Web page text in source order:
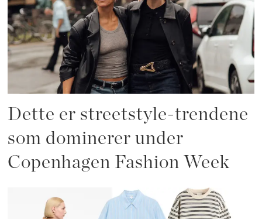
Dette er streetstyle-trendene
som dominerer under
Copenhagen Fashion Week